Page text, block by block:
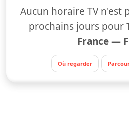
Aucun horaire TV n'est
prochains jours pour
France —
Où regarder